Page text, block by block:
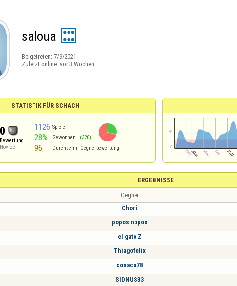
saloua
Beigetreten: 7/9/2021
Zuletzt online: vor 3 Wochen
STATISTIK FÜR SCHACH
0
Bewertung
Novize
1126 Spiele
28% Gewonnen (320)
96 Durchschn. Gegnerbewertung
ERGEBNISSE
Gegner
Choni
popos nopos
el gato Z
Thiagofelix
cosaco78
SIDNUS33